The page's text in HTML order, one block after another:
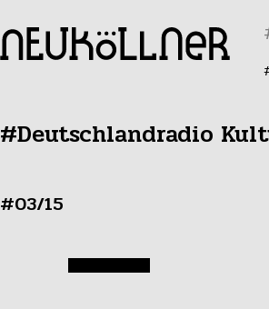
#Deutschlandradio
#03/15